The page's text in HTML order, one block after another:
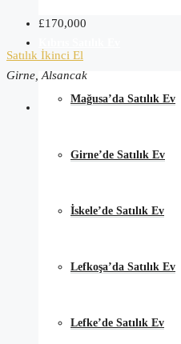
Mağusa’da Satılık Ev
Girne’de Satılık Ev
İskele’de Satılık Ev
Lefkoşa’da Satılık Ev
Lefke’de Satılık Ev
£170,000
Satılık İkinci El
Girne, Alsancak